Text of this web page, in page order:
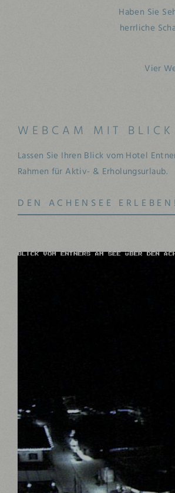
Haben Sie
herrliche
Vier
WEBCAM MIT BLICK
Lassen Sie Ihren Blick vom Hotel
Rahmen für Aktiv- & Erholungsurlaub.
DEN ACHENSEE ERLEBEN!